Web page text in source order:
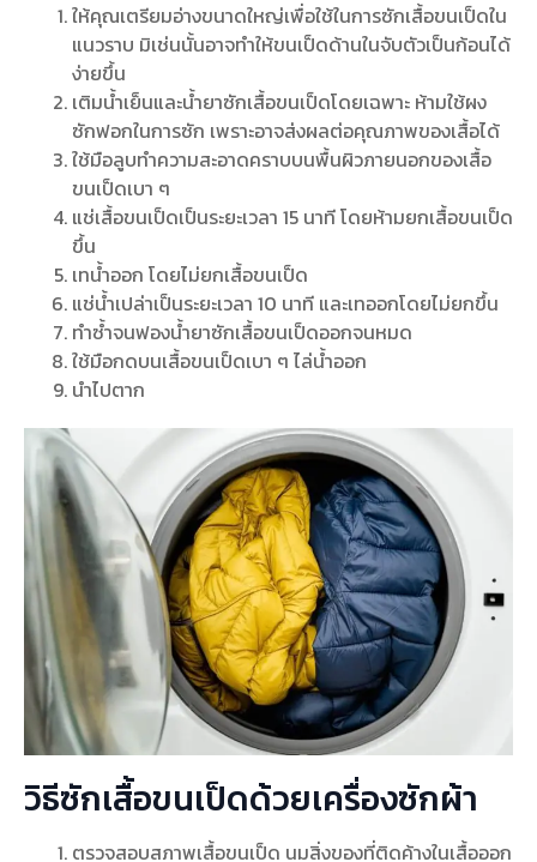
ให้คุณเตรียมอ่างขนาดใหญ่เพื่อใช้ในการซักเสื้อขนเป็ดใน
แนวราบ มิเช่นนั้นอาจทำให้ขนเป็ดด้านในจับตัวเป็นก้อนได้
ง่ายขึ้น
เติมน้ำเย็นและน้ำยาซักเสื้อขนเป็ดโดยเฉพาะ ห้ามใช้ผง
ซักฟอกในการซัก เพราะอาจส่งผลต่อคุณภาพของเสื้อได้
ใช้มือลูบทำความสะอาดคราบบนพื้นผิวภายนอกของเสื้อ
ขนเป็ดเบา ๆ
แช่เสื้อขนเป็ดเป็นระยะเวลา 15 นาที โดยห้ามยกเสื้อขนเป็ด
ขึ้น
เทน้ำออก โดยไม่ยกเสื้อขนเป็ด
แช่น้ำเปล่าเป็นระยะเวลา 10 นาที และเทออกโดยไม่ยกขึ้น
ทำซ้ำจนฟองน้ำยาซักเสื้อขนเป็ดออกจนหมด
ใช้มือกดบนเสื้อขนเป็ดเบา ๆ ไล่น้ำออก
นำไปตาก
วิธีซักเสื้อขนเป็ดด้วยเครื่องซักผ้า
ตรวจสอบสภาพเสื้อขนเป็ด นมสิ่งของที่ติดค้างในเสื้อออก